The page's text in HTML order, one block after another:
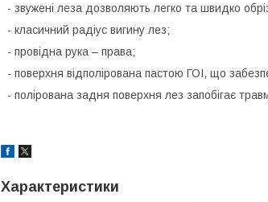
- звужені леза дозволяють легко та швидко
- класичний радіус вигину лез;
- провідна рука – права;
- поверхня відполірована пастою ГОІ, що
- полірована задня поверхня лез запобігає
Характеристики